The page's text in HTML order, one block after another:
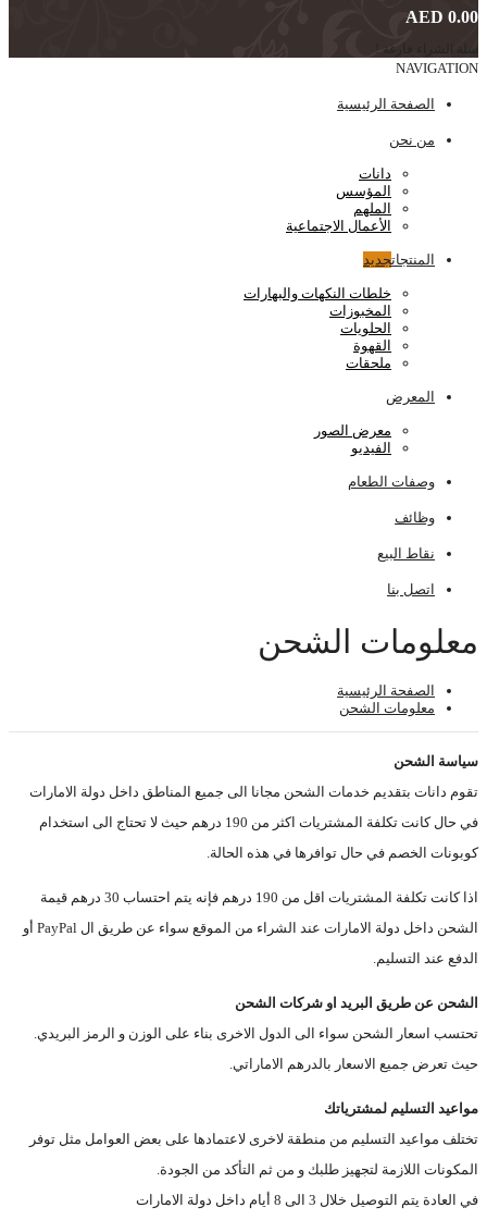
AED 0.00
سلة الشراء فارغة !
NAVIGATION
الصفحة الرئيسية
من نحن
دانات
المؤسس
الملهم
الأعمال الاجتماعية
المنتجاتجديد
خلطات النكهات والبهارات
المخبوزات
الحلويات
القهوة
ملحقات
المعرض
معرض الصور
الفيديو
وصفات الطعام
وظائف
نقاط البيع
اتصل بنا
معلومات الشحن
الصفحة الرئيسية
معلومات الشحن
سياسة الشحن
تقوم دانات بتقديم خدمات الشحن مجانا الى جميع المناطق داخل دولة الامارات
في حال كانت تكلفة المشتريات اكثر من 190 درهم حيث لا تحتاج الى استخدام
كوبونات الخصم في حال توافرها في هذه الحالة.
اذا كانت تكلفة المشتريات اقل من 190 درهم فإنه يتم احتساب 30 درهم قيمة
الشحن داخل دولة الامارات عند الشراء من الموقع سواء عن طريق ال PayPal أو
الدفع عند التسليم.
الشحن عن طريق البريد او شركات الشحن
تحتسب اسعار الشحن سواء الى الدول الاخرى بناء على الوزن و الرمز البريدي.
حيث تعرض جميع الاسعار بالدرهم الاماراتي.
مواعيد التسليم لمشترياتك
تختلف مواعيد التسليم من منطقة لاخرى لاعتمادها على بعض العوامل مثل توفر
المكونات اللازمة لتجهيز طلبك و من ثم التأكد من الجودة.
في العادة يتم التوصيل خلال 3 الى 8 أيام داخل دولة الامارات